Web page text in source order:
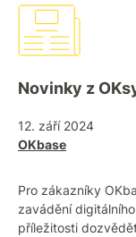
Novinky z
12. září 2024
OKbase
Pro zákazníky
zavádění
příležitosti